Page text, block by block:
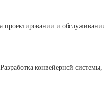
и
конвейерной